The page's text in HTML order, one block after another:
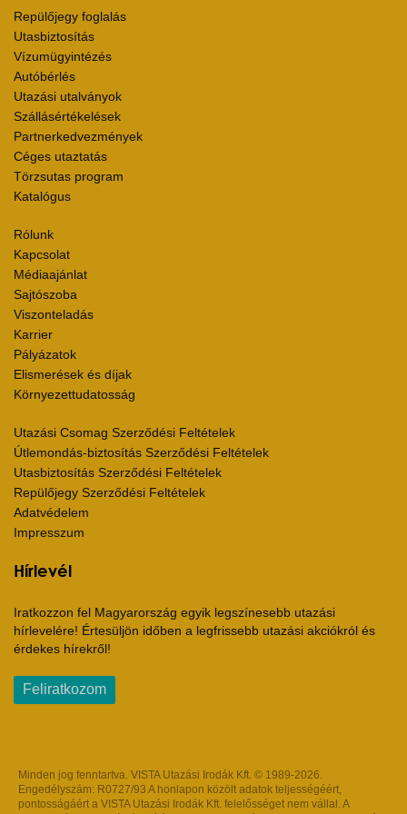
Repülőjegy foglalás
Utasbiztosítás
Vízumügyintézés
Autóbérlés
Utazási utalványok
Szállásértékelések
Partnerkedvezmények
Céges utaztatás
Törzsutas program
Katalógus
Rólunk
Kapcsolat
Médiaajánlat
Sajtószoba
Viszonteladás
Karrier
Pályázatok
Elismerések és díjak
Környezettudatosság
Utazási Csomag Szerződési Feltételek
Útlemondás-biztosítás Szerződési Feltételek
Utasbiztosítás Szerződési Feltételek
Repülőjegy Szerződési Feltételek
Adatvédelem
Impresszum
Hírlevél
Iratkozzon fel Magyarország egyik legszínesebb utazási
hírlevelére! Értesüljön időben a legfrissebb utazási akciókról és
érdekes hírekről!
Feliratkozom
Minden jog fenntartva. VISTA Utazási Irodák Kft. © 1989-2026.
Engedélyszám: R0727/93 A honlapon közölt adatok teljességéért,
pontosságáért a VISTA Utazási Irodák Kft. felelősséget nem vállal. A